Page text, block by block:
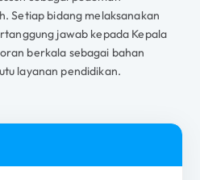
Setiap bidang melaksanakan
jawab kepada Kepala
berkala sebagai bahan
layanan pendidikan.